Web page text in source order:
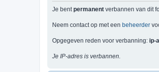
Je bentpermanent verbannen van dit
Neem contact op met een beheerder
Opgegeven reden voor verbanning: ip-
Je IP-adres is verbannen.